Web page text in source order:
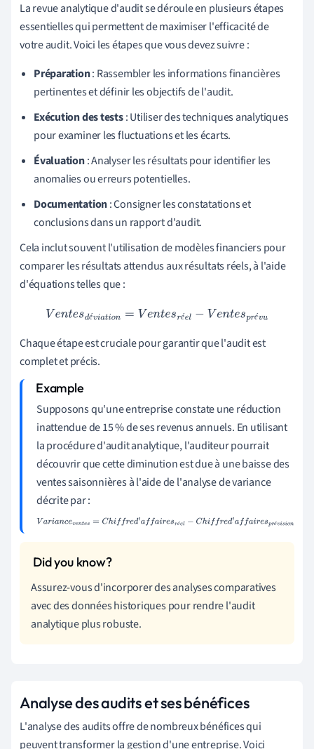
La revue analytique d'audit se déroule en plusieurs étapes
essentielles qui permettent de maximiser l'efficacité de
votre audit. Voici les étapes que vous devez suivre :
Préparation: Rassembler les informations financières
pertinentes et définir les objectifs de l'audit.
Exécution des tests: Utiliser des techniques analytiques
pour examiner les fluctuations et les écarts.
Évaluation: Analyser les résultats pour identifier les
anomalies ou erreurs potentielles.
Documentation: Consigner les constatations et
conclusions dans un rapport d'audit.
Cela inclut souvent l'utilisation de modèles financiers pour
comparer les résultats attendus aux résultats réels, à l'aide
d'équations telles que :
é é é
Ventesdéviat on =Ventesréel− Ve ntesprévu
Chaque étape est cruciale pour garantir que l'audit est
complet et précis.
Supposons qu'une entreprise constate une réduction
inattendue de 15 % de ses revenus annuels. En utilisant
la procédure d'audit analytique, l'auditeur pourrait
découvrir que cette diminution est due à une baisse des
ventes saisonnières à l'aide de l'analyse de variance
décrite par :
é é
Varianceven te s=Chiffred′affairesréel−Chiffred′affairespr
Assurez-vous d'incorporer des analyses comparatives
avec des données historiques pour rendre l'audit
analytique plus robuste.
Analyse des audits et ses bénéfices
L'analyse des audits offre de nombreux bénéfices qui
peuvent transformer la gestion d'une entreprise. Voici